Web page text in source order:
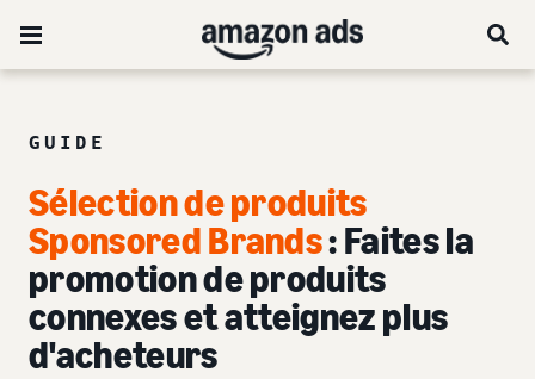
GUIDE
Sélection de produits
Sponsored Brands: Faites la
promotion de produits
connexes et atteignez plus
d'acheteurs